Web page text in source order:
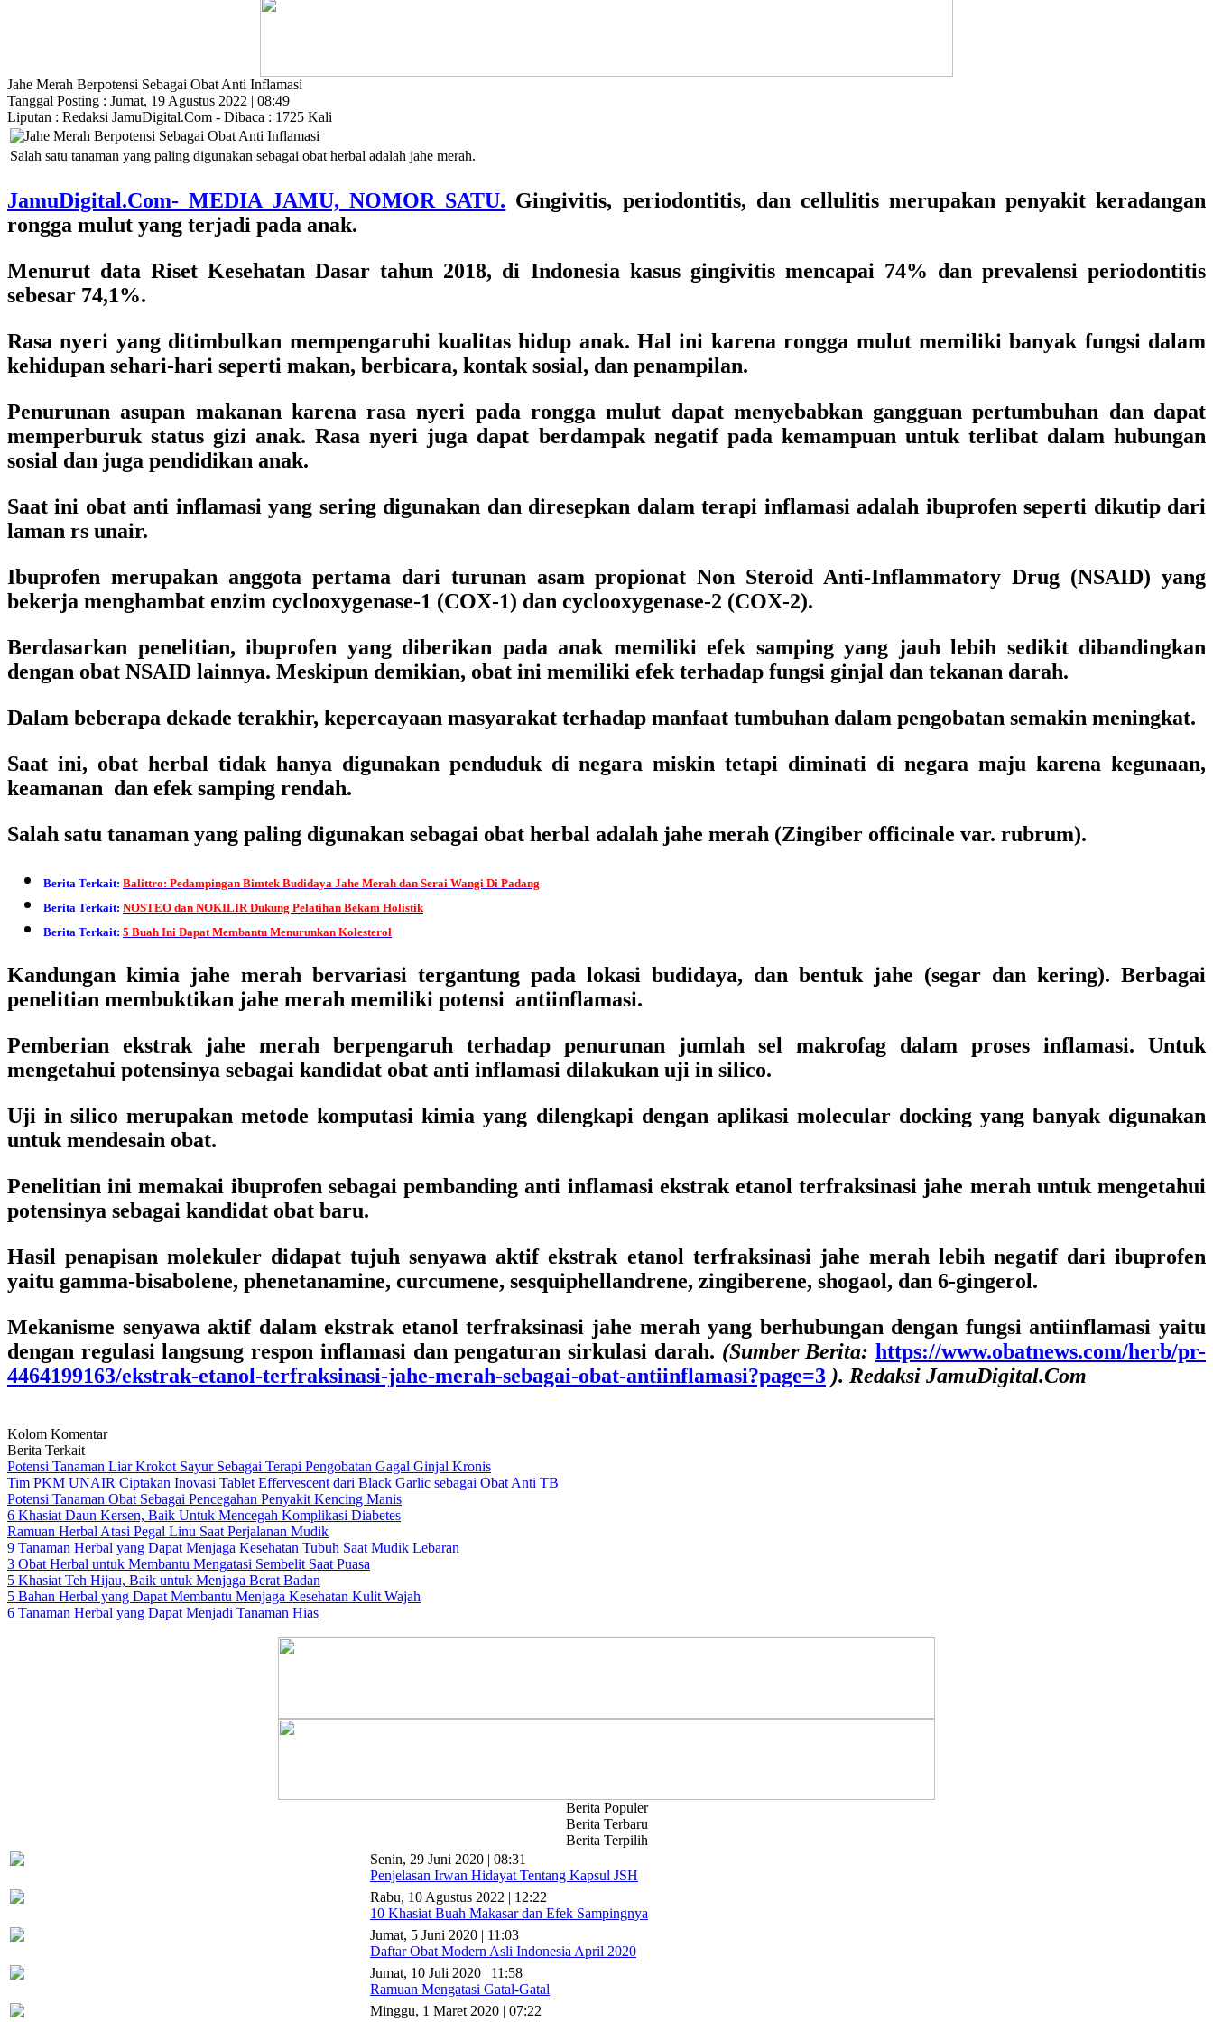
Jahe Merah Berpotensi Sebagai Obat Anti Inflamasi
Tanggal Posting : Jumat, 19 Agustus 2022 | 08:49
Liputan : Redaksi JamuDigital.Com - Dibaca : 1725 Kali
Salah satu tanaman yang paling digunakan sebagai obat herbal adalah jahe merah.
JamuDigital.Com- MEDIA JAMU, NOMOR SATU. Gingivitis, periodontitis, dan cellulitis merupakan penyakit keradangan
rongga mulut yang terjadi pada anak.
Menurut data Riset Kesehatan Dasar tahun 2018, di Indonesia kasus gingivitis mencapai 74% dan prevalensi periodontitis
sebesar 74,1%.
Rasa nyeri yang ditimbulkan mempengaruhi kualitas hidup anak. Hal ini karena rongga mulut memiliki banyak fungsi dalam
kehidupan sehari-hari seperti makan, berbicara, kontak sosial, dan penampilan.
Penurunan asupan makanan karena rasa nyeri pada rongga mulut dapat menyebabkan gangguan pertumbuhan dan dapat
memperburuk status gizi anak. Rasa nyeri juga dapat berdampak negatif pada kemampuan untuk terlibat dalam hubungan
sosial dan juga pendidikan anak.
Saat ini obat anti inflamasi yang sering digunakan dan diresepkan dalam terapi inflamasi adalah ibuprofen seperti dikutip dari
laman rs unair.
Ibuprofen merupakan anggota pertama dari turunan asam propionat Non Steroid Anti-Inflammatory Drug (NSAID) yang
bekerja menghambat enzim cyclooxygenase-1 (COX-1) dan cyclooxygenase-2 (COX-2).
Berdasarkan penelitian, ibuprofen yang diberikan pada anak memiliki efek samping yang jauh lebih sedikit dibandingkan
dengan obat NSAID lainnya. Meskipun demikian, obat ini memiliki efek terhadap fungsi ginjal dan tekanan darah.
Dalam beberapa dekade terakhir, kepercayaan masyarakat terhadap manfaat tumbuhan dalam pengobatan semakin meningkat.
Saat ini, obat herbal tidak hanya digunakan penduduk di negara miskin tetapi diminati di negara maju karena kegunaan,
keamanan dan efek samping rendah.
Salah satu tanaman yang paling digunakan sebagai obat herbal adalah jahe merah (Zingiber officinale var. rubrum).
Berita Terkait: Balittro: Pedampingan Bimtek Budidaya Jahe Merah dan Serai Wangi Di Padang
Berita Terkait: NOSTEO dan NOKILIR Dukung Pelatihan Bekam Holistik
Berita Terkait: 5 Buah Ini Dapat Membantu Menurunkan Kolesterol
Kandungan kimia jahe merah bervariasi tergantung pada lokasi budidaya, dan bentuk jahe (segar dan kering). Berbagai
penelitian membuktikan jahe merah memiliki potensi antiinflamasi.
Pemberian ekstrak jahe merah berpengaruh terhadap penurunan jumlah sel makrofag dalam proses inflamasi. Untuk
mengetahui potensinya sebagai kandidat obat anti inflamasi dilakukan uji in silico.
Uji in silico merupakan metode komputasi kimia yang dilengkapi dengan aplikasi molecular docking yang banyak digunakan
untuk mendesain obat.
Penelitian ini memakai ibuprofen sebagai pembanding anti inflamasi ekstrak etanol terfraksinasi jahe merah untuk mengetahui
potensinya sebagai kandidat obat baru.
Hasil penapisan molekuler didapat tujuh senyawa aktif ekstrak etanol terfraksinasi jahe merah lebih negatif dari ibuprofen
yaitu gamma-bisabolene, phenetanamine, curcumene, sesquiphellandrene, zingiberene, shogaol, dan 6-gingerol.
Mekanisme senyawa aktif dalam ekstrak etanol terfraksinasi jahe merah yang berhubungan dengan fungsi antiinflamasi yaitu
dengan regulasi langsung respon inflamasi dan pengaturan sirkulasi darah. (Sumber Berita: https://www.obatnews.com/herb/pr-
4464199163/ekstrak-etanol-terfraksinasi-jahe-merah-sebagai-obat-antiinflamasi?page=3 ). Redaksi JamuDigital.Com
Kolom Komentar
Berita Terkait
Potensi Tanaman Liar Krokot Sayur Sebagai Terapi Pengobatan Gagal Ginjal Kronis
Tim PKM UNAIR Ciptakan Inovasi Tablet Effervescent dari Black Garlic sebagai Obat Anti TB
Potensi Tanaman Obat Sebagai Pencegahan Penyakit Kencing Manis
6 Khasiat Daun Kersen, Baik Untuk Mencegah Komplikasi Diabetes
Ramuan Herbal Atasi Pegal Linu Saat Perjalanan Mudik
9 Tanaman Herbal yang Dapat Menjaga Kesehatan Tubuh Saat Mudik Lebaran
3 Obat Herbal untuk Membantu Mengatasi Sembelit Saat Puasa
5 Khasiat Teh Hijau, Baik untuk Menjaga Berat Badan
5 Bahan Herbal yang Dapat Membantu Menjaga Kesehatan Kulit Wajah
6 Tanaman Herbal yang Dapat Menjadi Tanaman Hias
Berita Populer
Berita Terbaru
Berita Terpilih
Senin, 29 Juni 2020 | 08:31
Penjelasan Irwan Hidayat Tentang Kapsul JSH
Rabu, 10 Agustus 2022 | 12:22
10 Khasiat Buah Makasar dan Efek Sampingnya
Jumat, 5 Juni 2020 | 11:03
Daftar Obat Modern Asli Indonesia April 2020
Jumat, 10 Juli 2020 | 11:58
Ramuan Mengatasi Gatal-Gatal
Minggu, 1 Maret 2020 | 07:22